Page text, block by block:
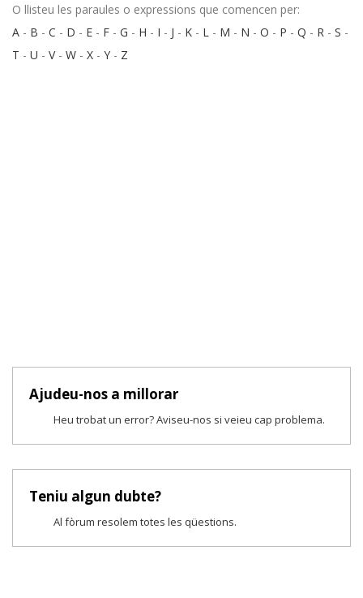
O llisteu les paraules o expressions que comencen per:
A - B - C - D - E - F - G - H - I - J - K - L - M - N - O - P - Q - R - S -
T - U - V- W - X - Y - Z
Ajudeu-nos a millorar
Heu trobat un error? Aviseu-nos si veieu cap problema.
Teniu algun dubte?
Al fòrum resolem totes les qüestions.